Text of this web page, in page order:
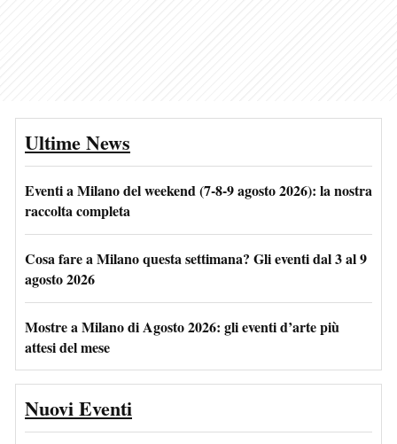
Ultime News
Eventi a Milano del weekend (7-8-9 agosto 2026): la nostra
raccolta completa
Cosa fare a Milano questa settimana? Gli eventi dal 3 al 9
agosto 2026
Mostre a Milano di Agosto 2026: gli eventi d’arte più
attesi del mese
Nuovi Eventi